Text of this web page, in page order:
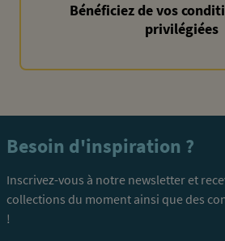
Bénéficiez de vos
privilégiées
Besoin d'inspiration ?
Inscrivez-vous à notre newsletter et
collections du moment ainsi que des
!